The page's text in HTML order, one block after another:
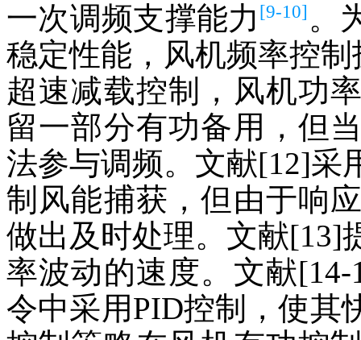
一次调频支撑能力 [9-10] 。
稳定性能，风机频率控
超速减载控制，风机功
留一部分有功备用，但
法参与调频。文献[12]采
制风能捕获，但由于响
做出及时处理。文献[13]
率波动的速度。文献
令中采用PID控制，使其